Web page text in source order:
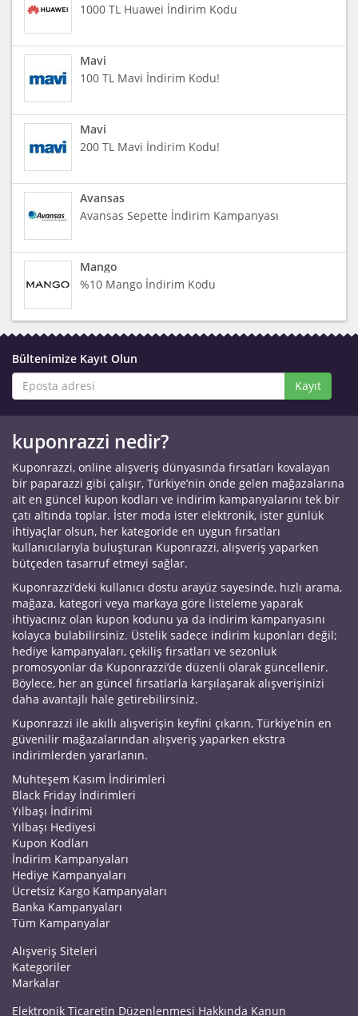
1000 TL Huawei İndirim Kodu
Mavi
100 TL Mavi İndirim Kodu!
Mavi
200 TL Mavi İndirim Kodu!
Avansas
Avansas Sepette İndirim Kampanyası
Mango
%10 Mango İndirim Kodu
Bültenimize Kayıt Olun
Kayıt
kuponrazzi nedir?
Kuponrazzi, online alışveriş dünyasında fırsatları kovalayan
bir paparazzi gibi çalışır, Türkiye’nin önde gelen mağazalarına
ait en güncel kupon kodları ve indirim kampanyalarını tek bir
çatı altında toplar. İster moda ister elektronik, ister günlük
ihtiyaçlar olsun, her kategoride en uygun fırsatları
kullanıcılarıyla buluşturan Kuponrazzi, alışveriş yaparken
bütçeden tasarruf etmeyi sağlar.
Kuponrazzi’deki kullanıcı dostu arayüz sayesinde, hızlı arama,
mağaza, kategori veya markaya göre listeleme yaparak
ihtiyacınız olan kupon kodunu ya da indirim kampanyasını
kolayca bulabilirsiniz. Üstelik sadece indirim kuponları değil;
hediye kampanyaları, çekiliş fırsatları ve sezonluk
promosyonlar da Kuponrazzi’de düzenli olarak güncellenir.
Böylece, her an güncel fırsatlarla karşılaşarak alışverişinizi
daha avantajlı hale getirebilirsiniz.
Kuponrazzi ile akıllı alışverişin keyfini çıkarın, Türkiye’nin en
güvenilir mağazalarından alışveriş yaparken ekstra
indirimlerden yararlanın.
Muhteşem Kasım İndirimleri
Black Friday İndirimleri
Yılbaşı İndirimi
Yılbaşı Hediyesi
Kupon Kodları
İndirim Kampanyaları
Hediye Kampanyaları
Ücretsiz Kargo Kampanyaları
Banka Kampanyaları
Tüm Kampanyalar
Alışveriş Siteleri
Kategoriler
Markalar
Elektronik Ticaretin Düzenlenmesi Hakkında Kanun